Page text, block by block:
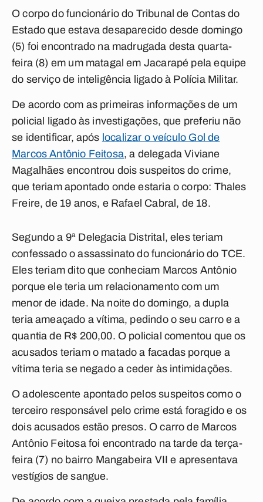
O corpo do funcionário do Tribunal de Contas do
Estado que estava desaparecido desde domingo
(5) foi encontrado na madrugada desta quarta-
feira (8) em um matagal em Jacarapé pela equipe
do serviço de inteligência ligado à Polícia Militar.
De acordo com as primeiras informações de um
policial ligado às investigações, que preferiu não
se identificar, após localizar o veículo Gol de
Marcos Antônio Feitosa, a delegada Viviane
Magalhães encontrou dois suspeitos do crime,
que teriam apontado onde estaria o corpo: Thales
Freire, de 19 anos, e Rafael Cabral, de 18.
Segundo a 9ª Delegacia Distrital, eles teriam
confessado o assassinato do funcionário do TCE.
Eles teriam dito que conheciam Marcos Antônio
porque ele teria um relacionamento com um
menor de idade. Na noite do domingo, a dupla
teria ameaçado a vítima, pedindo o seu carro e a
quantia de R$ 200,00. O policial comentou que os
acusados teriam o matado a facadas porque a
vítima teria se negado a ceder às intimidações.
O adolescente apontado pelos suspeitos como o
terceiro responsável pelo crime está foragido e os
dois acusados estão presos. O carro de Marcos
Antônio Feitosa foi encontrado na tarde da terça-
feira (7) no bairro Mangabeira VII e apresentava
vestígios de sangue.